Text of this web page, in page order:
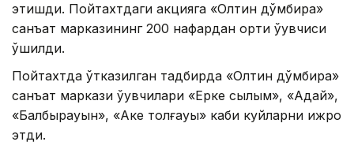
этишди. Пойтахтдаги акцияга «Олтин дўмбира»
санъат марказининг 200 нафардан ортиқ ўқувчиси
қўшилди.
Пойтахтда ўтказилган тадбирда «Олтин дўмбира»
санъат маркази ўқувчилари «Ерке сылқым», «Адай»,
«Балбырауын», «Аке толғауы» каби куйларни ижро
этди.